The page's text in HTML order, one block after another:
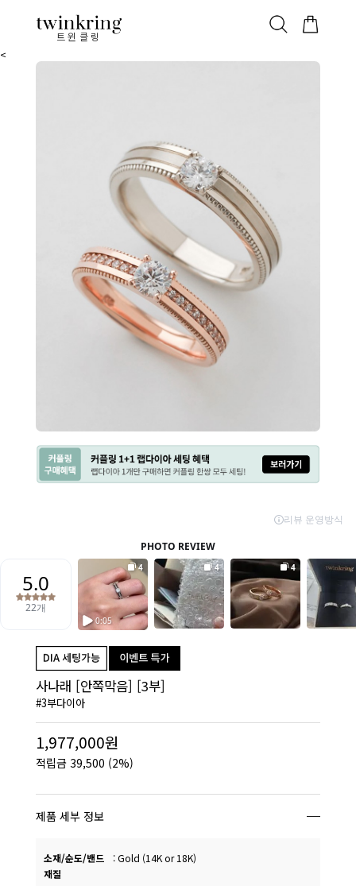
트윈클링
ALL 베스트 안쪽막음 웨딩/다이아 가드링/반지
<
사나래 [안쪽막음] [3부]
#3부다이아
1,977,000원
적립금 39,500 (2%)
제품 세부 정보
소재/순도/밴드
재질
:Gold (14K or 18K)